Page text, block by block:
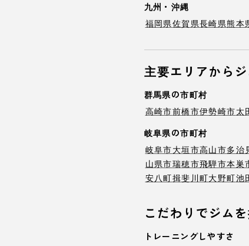
九州・沖縄
福岡県佐賀県長崎県熊本
主要エリアから
群馬県の市町村
高崎市前橋市伊勢崎市太
岐阜県の市町村
岐阜市大垣市高山市多治
山県市瑞穂市飛騨市本巣
安八町揖斐川町大野町池
こだわりでジム
トレーニングしやすさ